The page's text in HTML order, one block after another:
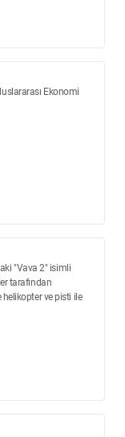
Ekonomi
"Vava 2" isimli
tarafından
ve pisti ile